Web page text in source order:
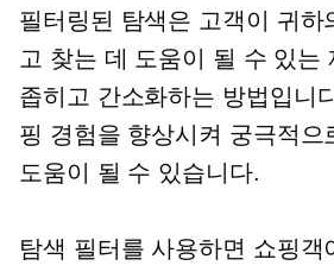
필터링된 탐색은 고객이 귀하
고 찾는 데 도움이 될 수 있는
좁히고 간소화하는 방법입니
핑 경험을 향상시켜 궁극적으
도움이 될 수 있습니다.
탐색 필터를 사용하면 쇼핑객